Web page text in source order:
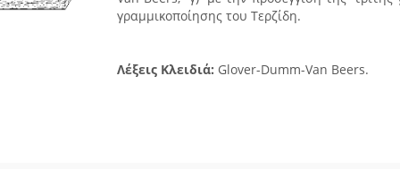
γραμμικοποίησης του Τερζίδη.
Λέξεις Κλειδιά: Glover-Dumm-Van Beers.